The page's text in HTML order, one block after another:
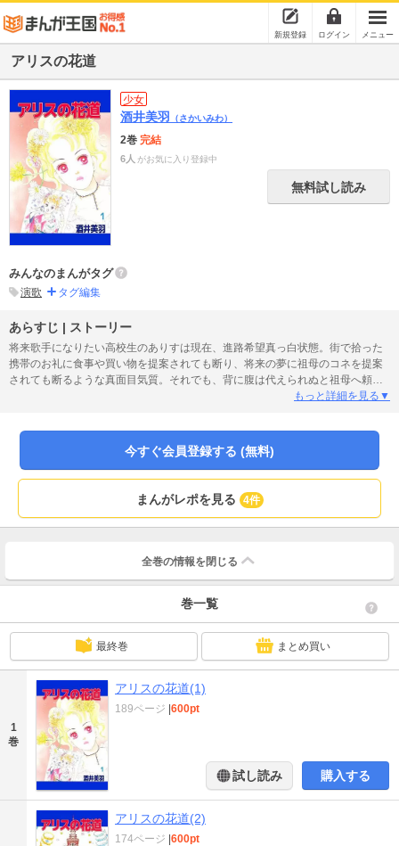
新規登録 ログイン メニュー
アリスの花道
少女
酒井美羽 （さかいみわ）
2巻 完結
6人 がお気に入り登録中
無料試し読み
みんなのまんがタグ
演歌 タグ編集
あらすじ | ストーリー
将来歌手になりたい高校生のありすは現在、進路希望真っ白状態。街で拾った
携帯のお礼に食事や買い物を提案されても断り、将来の夢に祖母のコネを提案
されても断るような真面目気質。それでも、背に腹は代えられぬと祖母へ頼み
に行くと…ありすは演歌を歌う事に。しかも、マネージャーは携帯のナンパ
もっと詳細を見る▼
今すぐ会員登録する (無料)
まんがレポを見る 4件
全巻の情報を 閉じる
巻一覧
最終巻 まとめ買い
1
巻
アリスの花道(1)
189ページ |600pt
試し読み 購入する
アリスの花道(2)
174ページ |600pt